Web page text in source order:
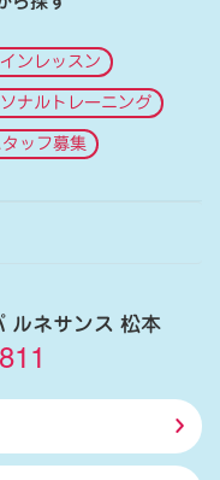
ンレッスン
ナルトレーニング
タッフ募集
ルネサンス 松本